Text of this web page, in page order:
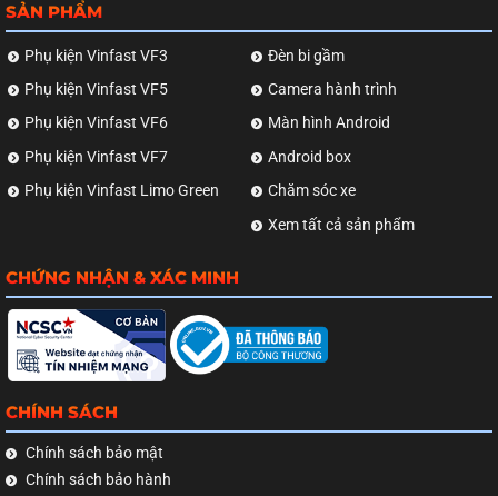
SẢN PHẨM
Phụ kiện Vinfast VF3
Phụ kiện Vinfast VF5
Phụ kiện Vinfast VF6
Phụ kiện Vinfast VF7
Phụ kiện Vinfast Limo Green
Đèn bi gầm
Camera hành trình
Màn hình Android
Android box
Chăm sóc xe
Xem tất cả sản phẩm
CHỨNG NHẬN & XÁC MINH
CHÍNH SÁCH
Chính sách bảo mật
Chính sách bảo hành